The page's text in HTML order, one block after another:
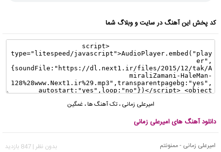
کد پخش این آهنگ در سایت و وبلاگ شما
امیرعلی زمانی ،تک آهنگ ها،غمگین
دانلود آهنگ های امیرعلی زمانی
امیرعلی زمانی - ممنونتم
بدون نظر | 847 بازدید